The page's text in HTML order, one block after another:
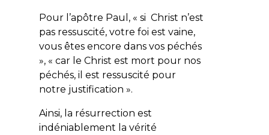
Pour l’apôtre Paul, « si Christ n’est
pas ressuscité, votre foi est vaine,
vous êtes encore dans vos péchés
», « car le Christ est mort pour nos
péchés, il est ressuscité pour
notre justification ».
Ainsi, la résurrection est
indéniablement la vérité